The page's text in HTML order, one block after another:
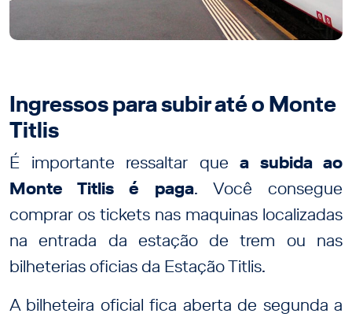
Ingressos para subir até o Monte
Titlis
É importante ressaltar que a subida ao
Monte Titlis é paga. Você consegue
comprar os tickets nas maquinas localizadas
na entrada da estação de trem ou nas
bilheterias oficias da Estação Titlis.
A bilheteira oficial fica aberta de segunda a